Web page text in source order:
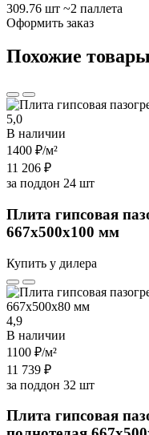
309.76 шт ~2 паллета
Оформить заказ
Похожие товары
5,0
В наличии
1400 ₽/м²
11 206 ₽
за поддон 24 шт
Плита гипсовая
667х500х100 мм
Купить у дилера
4,9
В наличии
1100 ₽/м²
11 739 ₽
за поддон 32 шт
Плита гипсовая